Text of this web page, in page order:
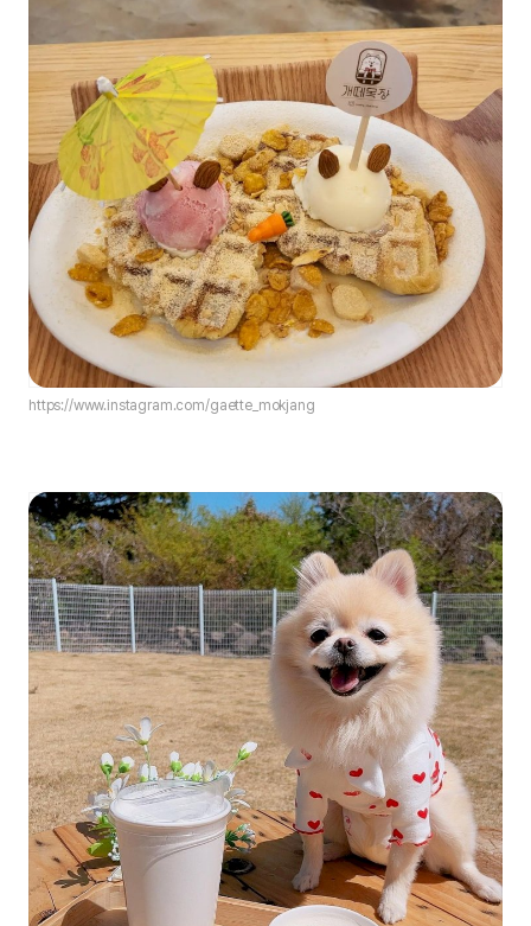
https://www.instagram.com/gaette_mokjang